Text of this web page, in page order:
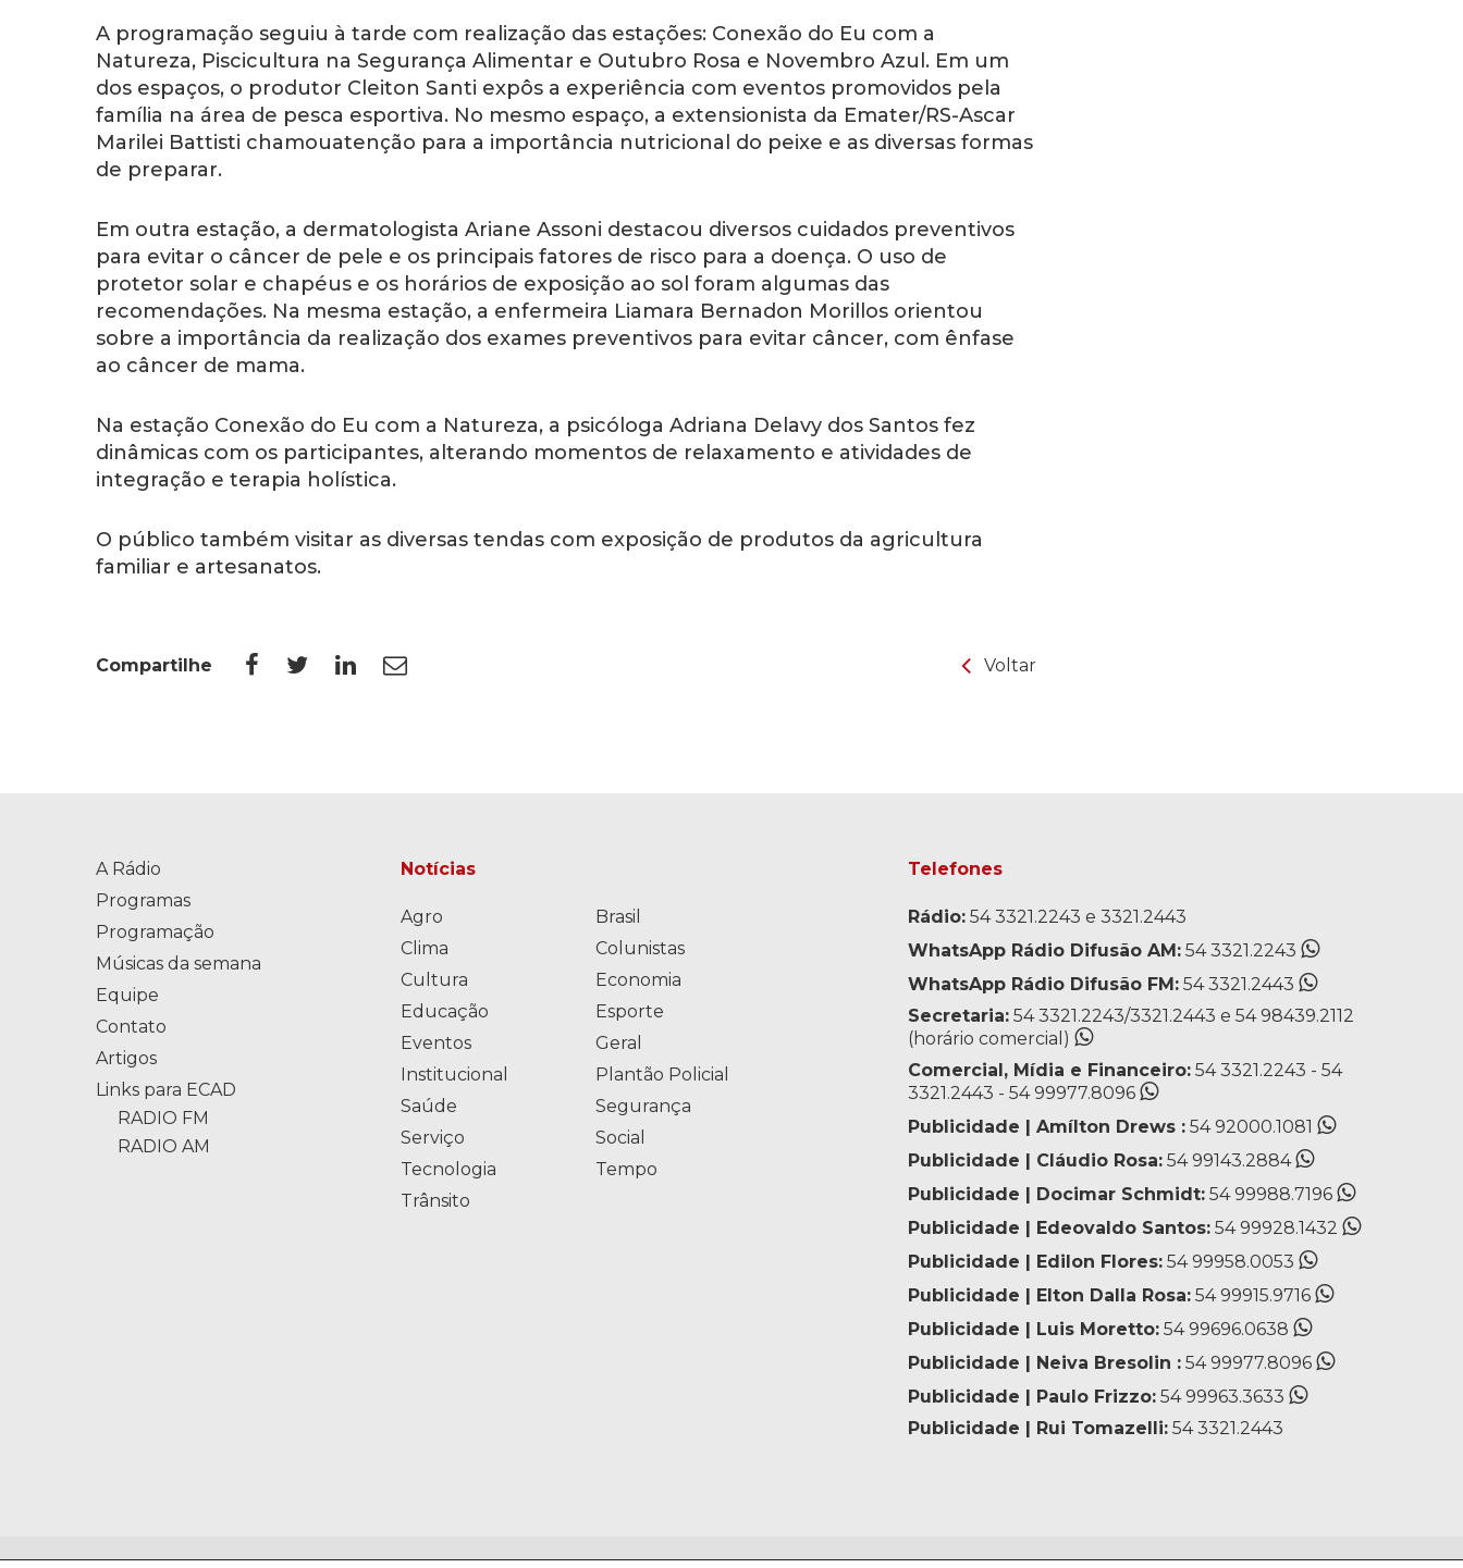
A programação seguiu à tarde com realização das estações: Conexão do Eu com a
Natureza, Piscicultura na Segurança Alimentar e Outubro Rosa e Novembro Azul. Em um
dos espaços, o produtor Cleiton Santi expôs a experiência com eventos promovidos pela
família na área de pesca esportiva. No mesmo espaço, a extensionista da Emater/RS-Ascar
Marilei Battisti chamouatenção para a importância nutricional do peixe e as diversas formas
de preparar.
Em outra estação, a dermatologista Ariane Assoni destacou diversos cuidados preventivos
para evitar o câncer de pele e os principais fatores de risco para a doença. O uso de
protetor solar e chapéus e os horários de exposição ao sol foram algumas das
recomendações. Na mesma estação, a enfermeira Liamara Bernadon Morillos orientou
sobre a importância da realização dos exames preventivos para evitar câncer, com ênfase
ao câncer de mama.
Na estação Conexão do Eu com a Natureza, a psicóloga Adriana Delavy dos Santos fez
dinâmicas com os participantes, alterando momentos de relaxamento e atividades de
integração e terapia holística.
O público também visitar as diversas tendas com exposição de produtos da agricultura
familiar e artesanatos.
Compartilhe Voltar
A Rádio
Programas
Programação
Músicas da semana
Equipe
Contato
Artigos
Links para ECAD
RADIO FM
RADIO AM
Notícias
Agro
Brasil
Clima
Colunistas
Cultura
Economia
Educação
Esporte
Eventos
Geral
Institucional
Plantão Policial
Saúde
Segurança
Serviço
Social
Tecnologia
Tempo
Trânsito
Telefones
Rádio:54 3321.2243 e 3321.2443
WhatsApp Rádio Difusão AM:54 3321.2243
WhatsApp Rádio Difusão FM:54 3321.2443
Secretaria:54 3321.2243/3321.2443 e 54 98439.2112
(horário comercial)
Comercial, Mídia e Financeiro:54 3321.2243 - 54
3321.2443 - 54 99977.8096
Publicidade | Amílton Drews :54 92000.1081
Publicidade | Cláudio Rosa:54 99143.2884
Publicidade | Docimar Schmidt:54 99988.7196
Publicidade | Edeovaldo Santos:54 99928.1432
Publicidade | Edilon Flores:54 99958.0053
Publicidade | Elton Dalla Rosa:54 99915.9716
Publicidade | Luis Moretto:54 99696.0638
Publicidade | Neiva Bresolin :54 99977.8096
Publicidade | Paulo Frizzo:54 99963.3633
Publicidade | Rui Tomazelli:54 3321.2443